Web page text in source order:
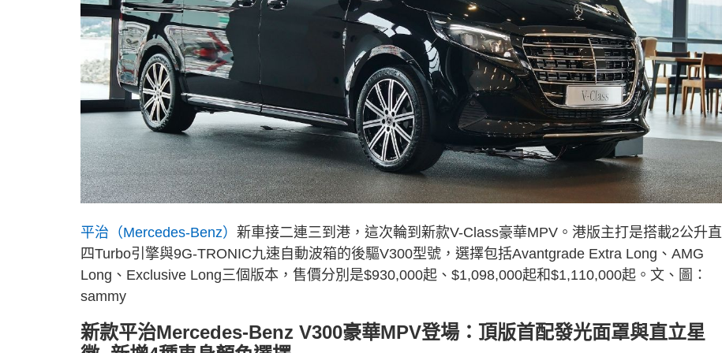
平治（Mercedes-Benz） 新車接二連三到港，這次輪到新款V-Class豪華MPV。港版主打是搭載2公升直
四Turbo引擎與9G-TRONIC九速自動波箱的後驅V300型號，選擇包括Avantgrade Extra Long、AMG
Long、Exclusive Long三個版本，售價分別是$930,000起、$1,098,000起和$1,110,000起。文、圖：
sammy
新款平治Mercedes-Benz V300豪華MPV登場：頂版首配發光面罩與直立星